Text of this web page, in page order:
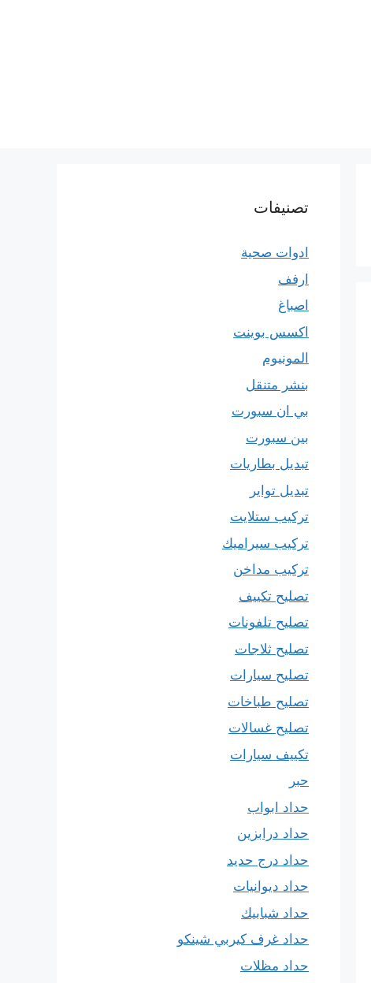
تصنيفات
ادوات صحية
ارفف
اصباغ
اكسس بوينت
المونيوم
بنشر متنقل
بي ان سبورت
بين سبورت
تبديل بطاريات
تبديل تواير
تركيب ستلايت
تركيب سيراميك
تركيب مداخن
تصليح تكييف
تصليح تلفونات
تصليح ثلاجات
تصليح سيارات
تصليح طباخات
تصليح غسالات
تكييف سيارات
حبر
حداد ابواب
حداد درابزين
حداد درج حديد
حداد ديوانيات
حداد شبابيك
حداد غرف كيربي شينكو
حداد مظلات